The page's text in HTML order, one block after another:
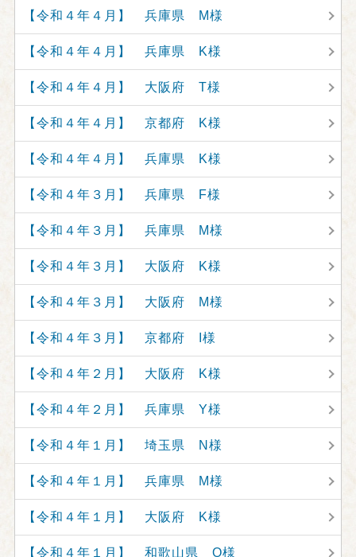
【令和４年４月】 兵庫県 M様
【令和４年４月】 兵庫県 K様
【令和４年４月】 大阪府 T様
【令和４年４月】 京都府 K様
【令和４年４月】 兵庫県 K様
【令和４年３月】 兵庫県 F様
【令和４年３月】 兵庫県 M様
【令和４年３月】 大阪府 K様
【令和４年３月】 大阪府 M様
【令和４年３月】 京都府 I様
【令和４年２月】 大阪府 K様
【令和４年２月】 兵庫県 Y様
【令和４年１月】 埼玉県 N様
【令和４年１月】 兵庫県 M様
【令和４年１月】 大阪府 K様
【令和４年１月】 和歌山県 O様